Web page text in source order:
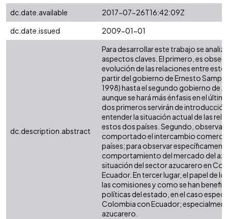
dc.date.available
2017-07-26T16:42:09Z
dc.date.issued
2009-01-01
dc.description.abstract
Para desarrollar este trabajo se
aspectos claves. El primero, es
evolución de las relaciones entre
partir del gobierno de Ernesto
1998) hasta el segundo gobierno de
aunque se hará más énfasis en el
dos primeros servirán de
entender la situación actual de las
estos dos países. Segundo, observar
comportado el intercambio
países; para observar
comportamiento del mercado del
situación del sector azucarero en
Ecuador. En tercer lugar, el papel de
las comisiones y como se han
políticas del estado, en el caso
Colombia con Ecuador;
azucarero.